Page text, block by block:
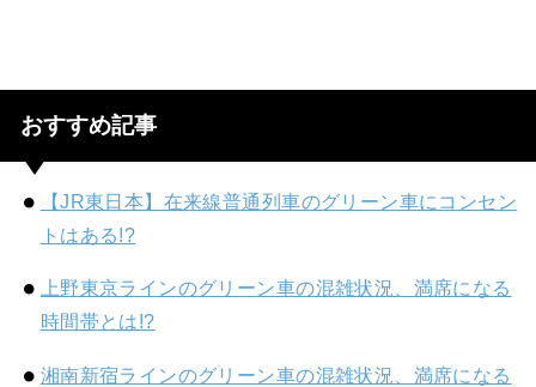
おすすめ記事
【JR東日本】在来線普通列車のグリーン車にコンセン
トはある!?
上野東京ラインのグリーン車の混雑状況、満席になる
時間帯とは!?
湘南新宿ラインのグリーン車の混雑状況、満席になる